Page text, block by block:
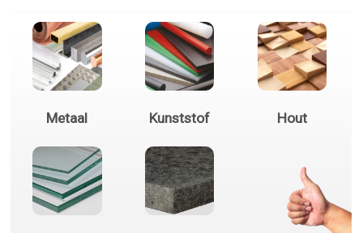
Metaal Kunststof Hout